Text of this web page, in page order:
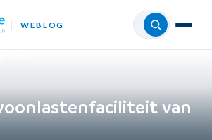
WEBLOG Menu
van